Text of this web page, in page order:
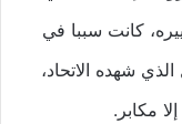
كانت سببا في
شهده الاتحاد،
مكابر.